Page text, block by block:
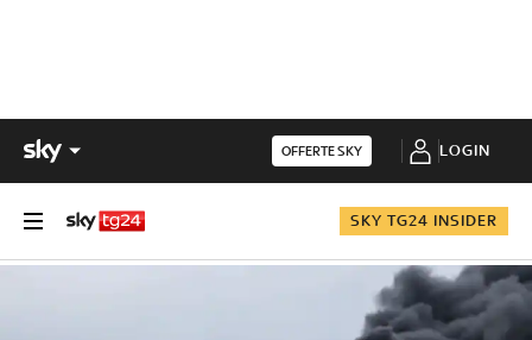
OFFERTE SKY LOGIN
SKY TG24 INSIDER